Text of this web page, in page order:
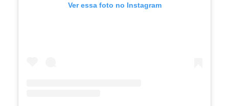
Ver essa foto no Instagram